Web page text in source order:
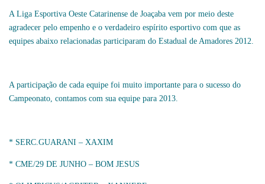
A Liga Esportiva Oeste Catarinense de Joaçaba vem por meio deste
agradecer pelo empenho e o verdadeiro espírito esportivo com que as
equipes abaixo relacionadas participaram do Estadual de Amadores 2012.
A participação de cada equipe foi muito importante para o sucesso do
Campeonato, contamos com sua equipe para 2013.
* SERC.GUARANI – XAXIM
* CME/29 DE JUNHO – BOM JESUS